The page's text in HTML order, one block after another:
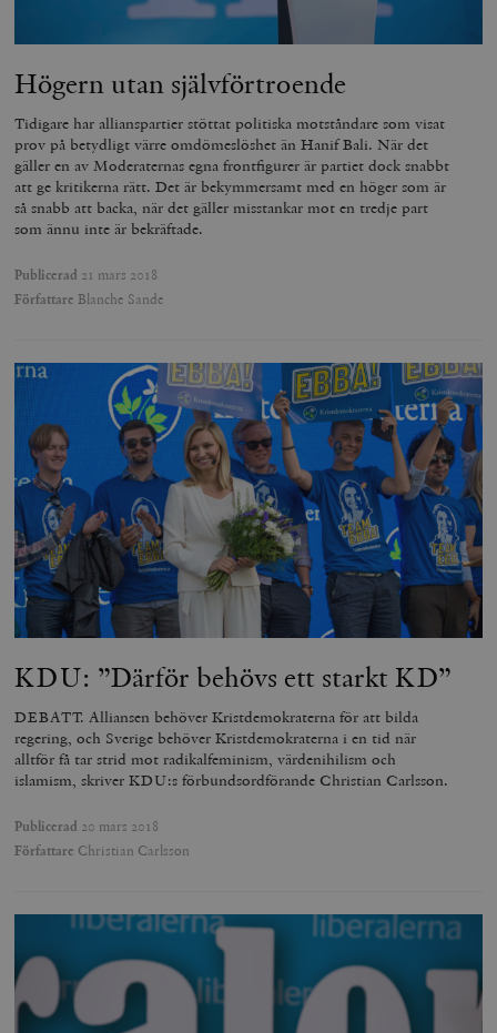
Högern utan självförtroende
Tidigare har allianspartier stöttat politiska motståndare som visat
prov på betydligt värre omdömeslöshet än Hanif Bali. När det
gäller en av Moderaternas egna frontfigurer är partiet dock snabbt
att ge kritikerna rätt. Det är bekymmersamt med en höger som är
så snabb att backa, när det gäller misstankar mot en tredje part
som ännu inte är bekräftade.
Publicerad 21 mars 2018
Författare Blanche Sande
KDU: ”Därför behövs ett starkt KD”
DEBATT. Alliansen behöver Kristdemokraterna för att bilda
regering, och Sverige behöver Kristdemokraterna i en tid när
alltför få tar strid mot radikalfeminism, värdenihilism och
islamism, skriver KDU:s förbundsordförande Christian Carlsson.
Publicerad 20 mars 2018
Författare Christian Carlsson